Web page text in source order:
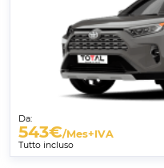
Da:
543€/Mes+IVA
Tutto incluso